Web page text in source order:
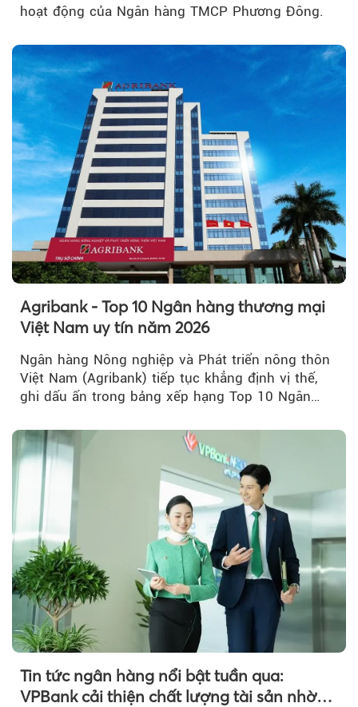
hoạt động của Ngân hàng TMCP Phương Đông.
Agribank - Top 10 Ngân hàng thương mại
Việt Nam uy tín năm 2026
Ngân hàng Nông nghiệp và Phát triển nông thôn
Việt Nam (Agribank) tiếp tục khẳng định vị thế,
ghi dấu ấn trong bảng xếp hạng Top 10 Ngân
Tin tức ngân hàng nổi bật tuần qua:
VPBank cải thiện chất lượng tài sản nhờ